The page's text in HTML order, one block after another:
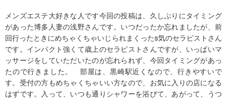
メンズエステ大好きな人です今回の投稿は、久しぶりにタイミング
があった博多人妻の浅野さんです。いつだったか忘れましたが、前
回行ったときにめちゃくちゃいじられまくったs気のセラピストさん
です。インパクト強くて歳上のセラピストさんですが、いっぱいマ
ッサージをしていただいたのが忘れられず、今回タイミングがあっ
たので行きました。 部屋は、黒崎駅近くなので、行きやすいで
す。受付の方もめちゃくちゃいい方なので、お気に入りの店になる
はずです。入って、いつも通りシャワーを浴びて、あがって、うつ